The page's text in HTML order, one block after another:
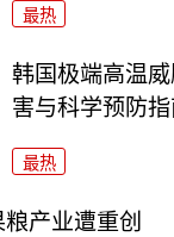
最热
韩国极端高温
害与科学预防指
最热
产业遭重创